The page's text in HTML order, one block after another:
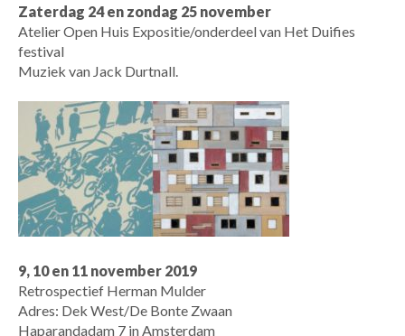
Zaterdag 24 en zondag 25 november
Atelier Open Huis Expositie/onderdeel van Het Duifies
festival
Muziek van Jack Durtnall.
9, 10 en 11 november 2019
Retrospectief Herman Mulder
Adres: Dek West/De Bonte Zwaan
Haparandadam 7 in Amsterdam